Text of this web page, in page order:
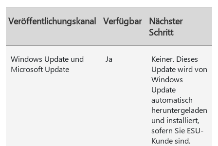
Veröffentlichungskanal Verfügbar
Nächster
Schritt
Windows Update und
Microsoft Update
Ja
Keiner. Dieses
Update wird von
Windows
Update
automatisch
heruntergeladen
und installiert,
sofern Sie ESU-
Kunde sind.